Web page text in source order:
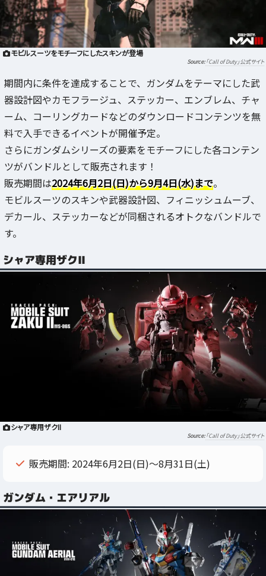
モビルスーツをモチーフにしたスキンが登場
「Call of Duty」公式サイト
期間内に条件を達成することで、ガンダムをテーマにした武
器設計図やカモフラージュ、ステッカー、エンブレム、チャ
ーム、コーリングカードなどのダウンロードコンテンツを無
料で入手できるイベントが開催予定。
さらにガンダムシリーズの要素をモチーフにした各コンテン
ツがバンドルとして販売されます！
販売期間は2024年6月2日(日)から9月4日(水)まで。
モビルスーツのスキンや武器設計図、フィニッシュムーブ、
デカール、ステッカーなどが同梱されるオトクなバンドルで
す。
シャア専用ザクII
シャア専用ザクII
「Call of Duty」公式サイト
販売期間: 2024年6月2日(日)～8月31日(土)
ガンダム・エアリアル